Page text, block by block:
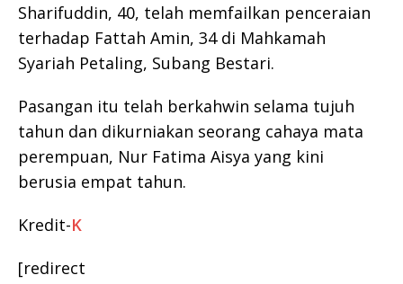
Sharifuddin, 40, telah memfailkan penceraian
terhadap Fattah Amin, 34 di Mahkamah
Syariah Petaling, Subang Bestari.
Pasangan itu telah berkahwin selama tujuh
tahun dan dikurniakan seorang cahaya mata
perempuan, Nur Fatima Aisya yang kini
berusia empat tahun.
Kredit-K
[redirect